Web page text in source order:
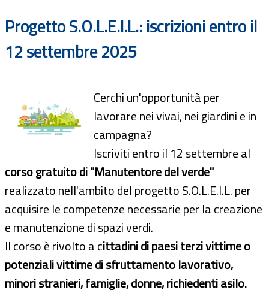
Progetto S.O.L.E.I.L.: iscrizioni entro il
12 settembre 2025
Cerchi un'opportunità per
lavorare nei vivai, nei giardini e in
campagna?
Iscriviti entro il 12 settembre al
corso gratuito di "Manutentore del verde"
realizzato nell'ambito del progetto S.O.L.E.I.L. per
acquisire le competenze necessarie per la creazione
e manutenzione di spazi verdi.
Il corso è rivolto a cittadini di paesi terzi vittime o
potenziali vittime di sfruttamento lavorativo,
minori stranieri, famiglie, donne, richiedenti asilo.